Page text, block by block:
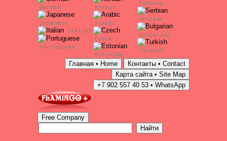
German
Japanese
Italian
Portuguese
Korean
Arabic
Czech
Estonian
Finnish
Serbian
Bulgarian
Turkish